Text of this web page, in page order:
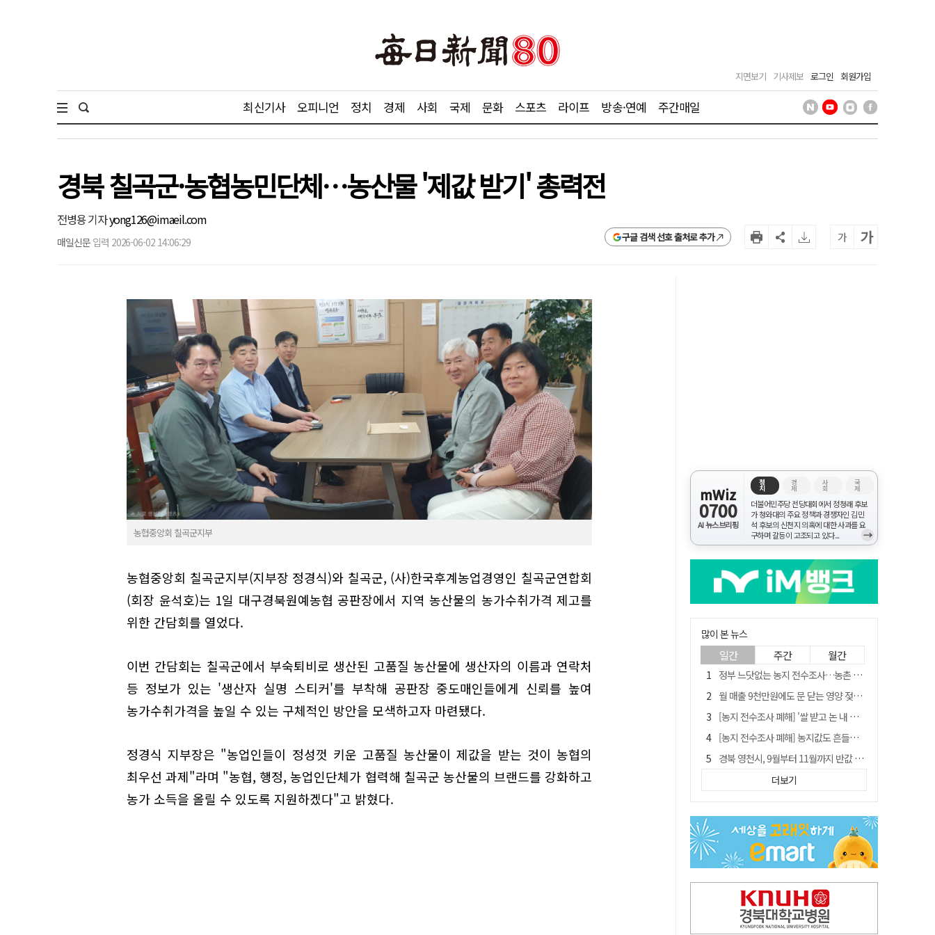
지면보기 기사제보 로그인 회원가입
최신기사 오피니언 정치 경제 사회 국제 문화 스포츠 라이프 방송·연예 주간매일
경북 칠곡군·농협농민단체…농산물 '제값 받기' 총력전
전병용 기자yong126@imaeil.com
매일신문 입력 2026-06-02 14:06:29 구글 검색 선호 출처로 추가 가 가
농협중앙회 칠곡군지부
농협중앙회 칠곡군지부(지부장 정경식)와 칠곡군, (사)한국후계농업경영인 칠곡군연합회
(회장 윤석호)는 1일 대구경북원예농협 공판장에서 지역 농산물의 농가수취가격 제고를
위한 간담회를 열었다.
이번 간담회는 칠곡군에서 부숙퇴비로 생산된 고품질 농산물에 생산자의 이름과 연락처
등 정보가 있는 '생산자 실명 스티커'를 부착해 공판장 중도매인들에게 신뢰를 높여
농가수취가격을 높일 수 있는 구체적인 방안을 모색하고자 마련됐다.
정경식 지부장은 "농업인들이 정성껏 키운 고품질 농산물이 제값을 받는 것이 농협의
최우선 과제"라며 "농협, 행정, 농업인단체가 협력해 칠곡군 농산물의 브랜드를 강화하고
농가 소득을 올릴 수 있도록 지원하겠다"고 밝혔다.
mWiz
0700
AI 뉴스브리핑
정
치
경
제
사
회
국
제
더불어민주당 전당대회에서 정청래 후보
가 청와대의 주요 정책과 경쟁자인 김민
석 후보의 신천지 의혹에 대한 사과를 요
구하며 갈등이 고조되고 있다...
→
많이 본 뉴스
일간 주간 월간
정부 느닷없는 농지 전수조사…농촌 들쑤시는 '경자유전'의 칼날
월 매출 9천만원에도 문 닫는 영양 젖소농장… "일할 사람이 없어"
[농지 전수조사 폐해] '쌀 받고 논 내 준' 도지농 이제 어쩌나?
[농지 전수조사 폐해] 농지값도 흔들리나…"도지 막히면 헐값 매물 나올 수도"
경북 영천시, 9월부터 11월까지 반값 여행 혜택 제공
'솔리다임 IPO 추진설' SK하이닉스, 주가 9% 급락
[농지 전수조사 폐해] 실경작농·청년농 부담도 커진다
아쉬운 태클
김주수 전 의성군수 공덕비 결국 철거… 문화재법 위반 원상복구
더보기